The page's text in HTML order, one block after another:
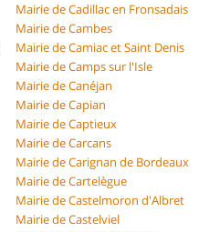
Mairie de Cadillac en Fronsadais
Mairie de Cambes
Mairie de Camiac et Saint Denis
Mairie de Camps sur l'Isle
Mairie de Canéjan
Mairie de Capian
Mairie de Captieux
Mairie de Carcans
Mairie de Carignan de Bordeaux
Mairie de Cartelègue
Mairie de Castelmoron d'Albret
Mairie de Castelviel